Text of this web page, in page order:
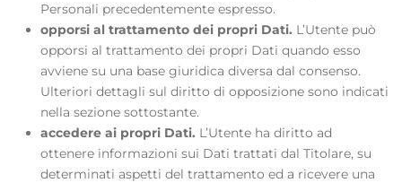
Personali precedentemente espresso.
opporsi al trattamento dei propri Dati. L’Utente può
opporsi al trattamento dei propri Dati quando esso
avviene su una base giuridica diversa dal consenso.
Ulteriori dettagli sul diritto di opposizione sono indicati
nella sezione sottostante.
accedere ai propri Dati. L’Utente ha diritto ad
ottenere informazioni sui Dati trattati dal Titolare, su
determinati aspetti del trattamento ed a ricevere una